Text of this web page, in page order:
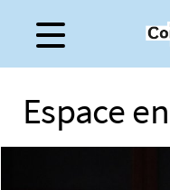
Gestion de vos préférences
Espace